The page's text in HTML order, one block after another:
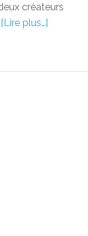
créateurs
[Lire plus…]